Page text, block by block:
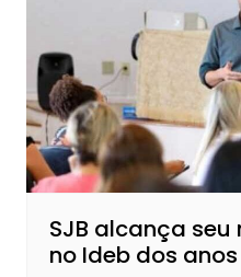
SJB alcança
no Ideb dos